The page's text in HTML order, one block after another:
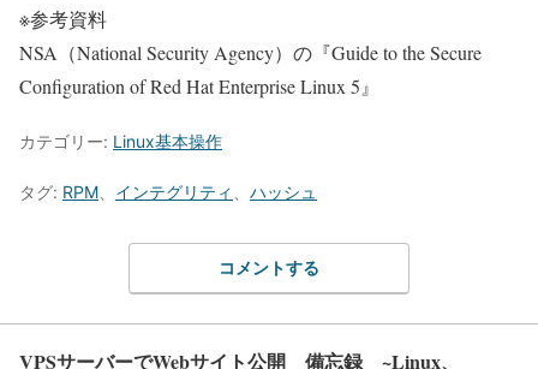
※参考資料
NSA（National Security Agency）の『Guide to the Secure
Configuration of Red Hat Enterprise Linux 5』
カテゴリー: Linux基本操作
タグ: RPM インテグリティ ハッシュ
コメントする
VPSサーバーでWebサイト公開 備忘録 ~Linux、